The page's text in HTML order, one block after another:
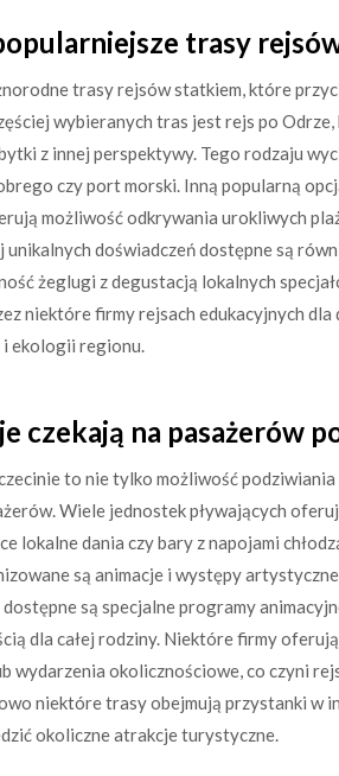
trasy
trasy rejsów statkiem, które
wybieranych tras jest rejs po
z innej perspektywy. Tego rodzaju
czy port morski. Inną popularną
możliwość odkrywania urokliwych
unikalnych doświadczeń dostępne są
żeglugi z degustacją lokalnych
niektóre firmy rejsach edukacyjnych dla
ekologii regionu.
czekają na pasażerów
to nie tylko możliwość
Wiele jednostek pływających
lokalne dania czy bary z napojami
są animacje i występy
są specjalne programy
dla całej rodziny. Niektóre firmy
wydarzenia okolicznościowe, co czyni
niektóre trasy obejmują przystanki w
okoliczne atrakcje turystyczne.